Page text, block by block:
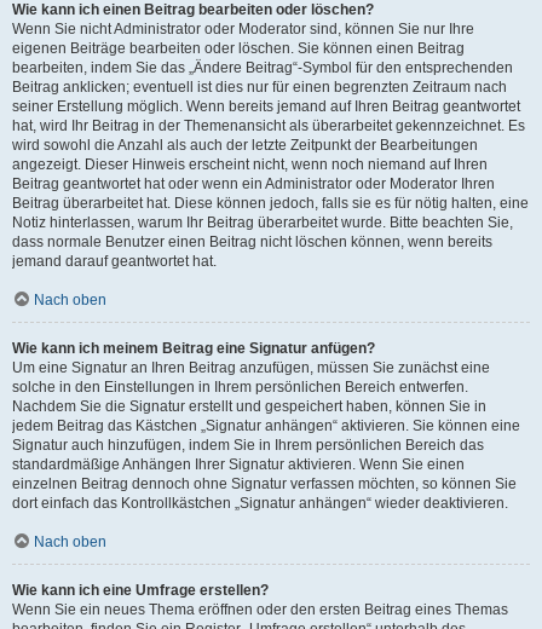
Wie kann ich einen Beitrag bearbeiten oder löschen?
Wenn Sie nicht Administrator oder Moderator sind, können Sie nur Ihre
eigenen Beiträge bearbeiten oder löschen. Sie können einen Beitrag
bearbeiten, indem Sie das „Ändere Beitrag“-Symbol für den entsprechenden
Beitrag anklicken; eventuell ist dies nur für einen begrenzten Zeitraum nach
seiner Erstellung möglich. Wenn bereits jemand auf Ihren Beitrag geantwortet
hat, wird Ihr Beitrag in der Themenansicht als überarbeitet gekennzeichnet. Es
wird sowohl die Anzahl als auch der letzte Zeitpunkt der Bearbeitungen
angezeigt. Dieser Hinweis erscheint nicht, wenn noch niemand auf Ihren
Beitrag geantwortet hat oder wenn ein Administrator oder Moderator Ihren
Beitrag überarbeitet hat. Diese können jedoch, falls sie es für nötig halten, eine
Notiz hinterlassen, warum Ihr Beitrag überarbeitet wurde. Bitte beachten Sie,
dass normale Benutzer einen Beitrag nicht löschen können, wenn bereits
jemand darauf geantwortet hat.
Nach oben
Wie kann ich meinem Beitrag eine Signatur anfügen?
Um eine Signatur an Ihren Beitrag anzufügen, müssen Sie zunächst eine
solche in den Einstellungen in Ihrem persönlichen Bereich entwerfen.
Nachdem Sie die Signatur erstellt und gespeichert haben, können Sie in
jedem Beitrag das Kästchen „Signatur anhängen“ aktivieren. Sie können eine
Signatur auch hinzufügen, indem Sie in Ihrem persönlichen Bereich das
standardmäßige Anhängen Ihrer Signatur aktivieren. Wenn Sie einen
einzelnen Beitrag dennoch ohne Signatur verfassen möchten, so können Sie
dort einfach das Kontrollkästchen „Signatur anhängen“ wieder deaktivieren.
Nach oben
Wie kann ich eine Umfrage erstellen?
Wenn Sie ein neues Thema eröffnen oder den ersten Beitrag eines Themas